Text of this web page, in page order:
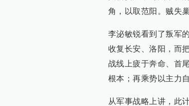
角，以取范阳。贼失
李泌敏锐看到了叛军
收复长安、洛阳，而
战线上疲于奔命、首
根本；再乘势以主力
从军事战略上讲，此